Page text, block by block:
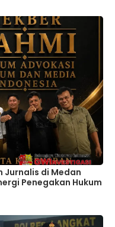
Jurnalis di Medan
Penegakan Hukum